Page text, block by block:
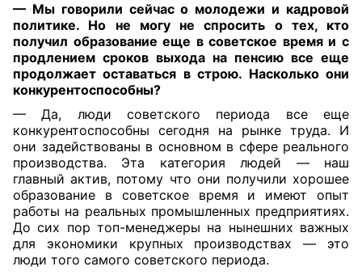
— Мы говорили сейчас о молодежи и кадровой
политике. Но не могу не спросить о тех, кто
получил образование еще в советское время и с
продлением сроков выхода на пенсию все еще
продолжает оставаться в строю. Насколько они
конкурентоспособны?
— Да, люди советского периода все еще
конкурентоспособны сегодня на рынке труда. И
они задействованы в основном в сфере реального
производства. Эта категория людей — наш
главный актив, потому что они получили хорошее
образование в советское время и имеют опыт
работы на реальных промышленных предприятиях.
До сих пор топ-менеджеры на нынешних важных
для экономики крупных производствах — это
люди того самого советского периода.